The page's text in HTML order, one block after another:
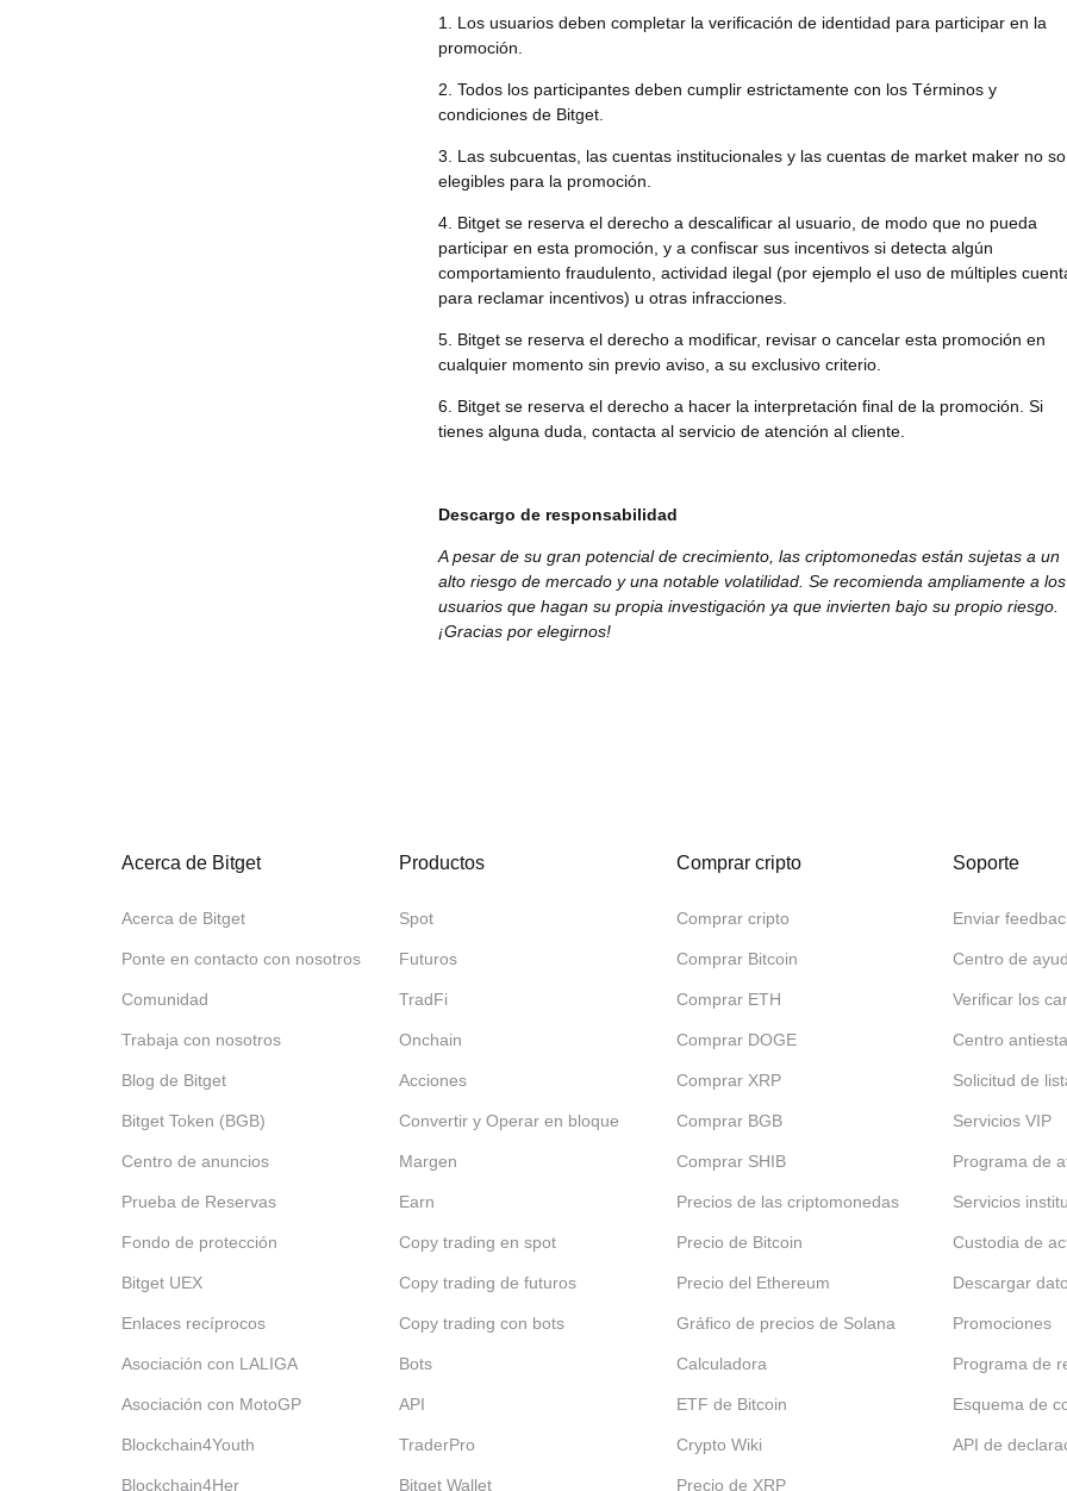
1. Los usuarios deben completar la verificación de identidad para participar en la
promoción.
2. Todos los participantes deben cumplir estrictamente con los Términos y
condiciones de Bitget.
3. Las subcuentas, las cuentas institucionales y las cuentas de market maker no
elegibles para la promoción.
4. Bitget se reserva el derecho a descalificar al usuario, de modo que no pueda
participar en esta promoción, y a confiscar sus incentivos si detecta algún
comportamiento fraudulento, actividad ilegal (por ejemplo el uso de múltiples
para reclamar incentivos) u otras infracciones.
5. Bitget se reserva el derecho a modificar, revisar o cancelar esta promoción en
cualquier momento sin previo aviso, a su exclusivo criterio.
6. Bitget se reserva el derecho a hacer la interpretación final de la promoción. Si
tienes alguna duda, contacta al servicio de atención al cliente.
Descargo de responsabilidad
A pesar de su gran potencial de crecimiento, las criptomonedas están sujetas a un
alto riesgo de mercado y una notable volatilidad. Se recomienda ampliamente a los
usuarios que hagan su propia investigación ya que invierten bajo su propio riesgo.
¡Gracias por elegirnos!
Acerca de Bitget
Acerca de Bitget
Ponte en contacto con nosotros
Comunidad
Trabaja con nosotros
Blog de Bitget
Bitget Token (BGB)
Centro de anuncios
Prueba de Reservas
Fondo de protección
Bitget UEX
Enlaces recíprocos
Asociación con LALIGA
Asociación con MotoGP
Blockchain4Youth
Blockchain4Her
Productos
Spot
Futuros
TradFi
Onchain
Acciones
Convertir y Operar en bloque
Margen
Earn
Copy trading en spot
Copy trading de futuros
Copy trading con bots
Bots
API
TraderPro
Bitget Wallet
Comprar cripto
Comprar cripto
Comprar Bitcoin
Comprar ETH
Comprar DOGE
Comprar XRP
Comprar BGB
Comprar SHIB
Precios de las criptomonedas
Precio de Bitcoin
Precio del Ethereum
Gráfico de precios de Solana
Calculadora
ETF de Bitcoin
Crypto Wiki
Precio de XRP
Soporte
Enviar
Centro de
Verificar los
Centro
Solicitud de
Servicios VIP
Programa de
Servicios
Custodia de
Descargar
Promociones
Programa de
Esquema de
API de